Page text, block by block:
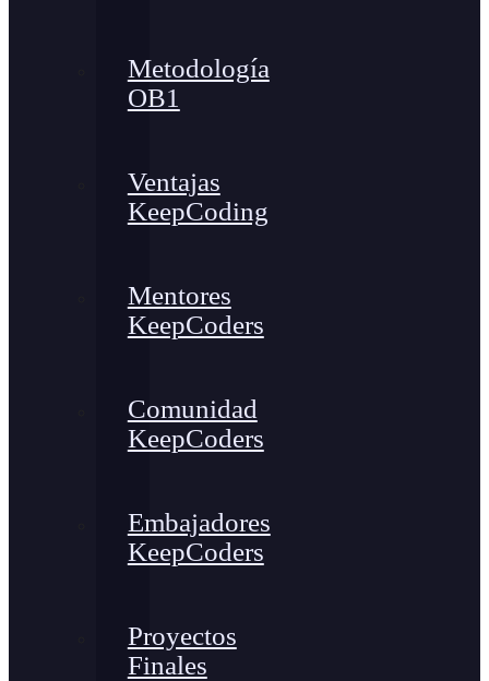
Metodología
OB1
Ventajas
KeepCoding
Mentores
KeepCoders
Comunidad
KeepCoders
Embajadores
KeepCoders
Proyectos
Finales